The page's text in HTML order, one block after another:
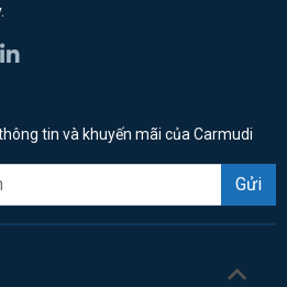
tin và khuyến mãi của Carmudi
Gửi